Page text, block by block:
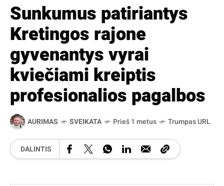
Sunkumus patiriantys
Kretingos rajone
gyvenantys vyrai
kviečiami kreiptis
profesionalios pagalbos
AURIMAS SVEIKATA Prieš 1 metus Trumpas URL
DALINTIS